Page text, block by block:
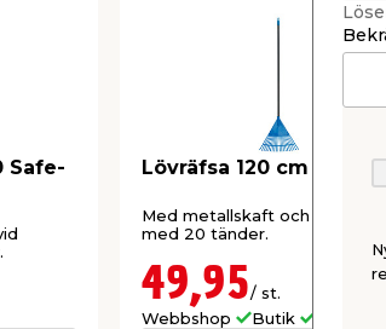
Safe-
Lövräfsa 120 cm Prize
Med metallskaft och räfshuvud
med 20 tänder.
49,95/ st.
Webbshop
Butik